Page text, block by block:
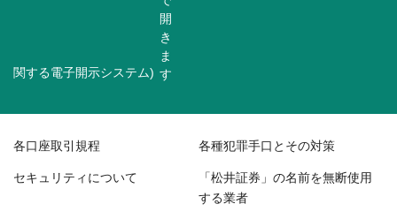
関する電子開示システム)
各口座取引規程 各種犯罪手口とその対策
セキュリティについて 「松井証券」の名前を無断使用
する業者